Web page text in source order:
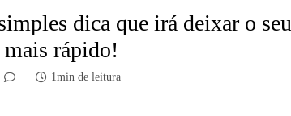
dica que irá deixar o seu
rápido!
1min de leitura